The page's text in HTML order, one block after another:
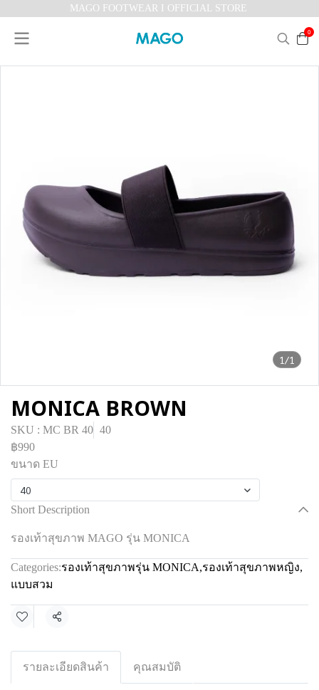
MAGO FOOTWEAR I OFFICIAL STORE
0
1/1
MONICA BROWN
SKU : MC BR 40 40
฿990
ขนาด EU
40
Short Description
รองเท้าสุขภาพ MAGO รุ่น MONICA
Categories:รองเท้าสุขภาพรุ่น MONICA,รองเท้าสุขภาพหญิง,
แบบสวม
Share
รายละเอียดสินค้า คุณสมบัติ